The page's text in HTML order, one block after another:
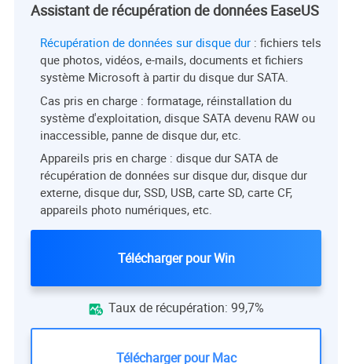
Assistant de récupération de données EaseUS
Récupération de données sur disque dur: fichiers tels
que photos, vidéos, e-mails, documents et fichiers
système Microsoft à partir du disque dur SATA.
Cas pris en charge : formatage, réinstallation du
système d'exploitation, disque SATA devenu RAW ou
inaccessible, panne de disque dur, etc.
Appareils pris en charge : disque dur SATA de
récupération de données sur disque dur, disque dur
externe, disque dur, SSD, USB, carte SD, carte CF,
appareils photo numériques, etc.
Télécharger pour Win
 Taux de récupération: 99,7%
Télécharger pour Mac